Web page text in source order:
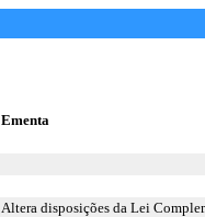
Ementa
Altera disposições da Lei